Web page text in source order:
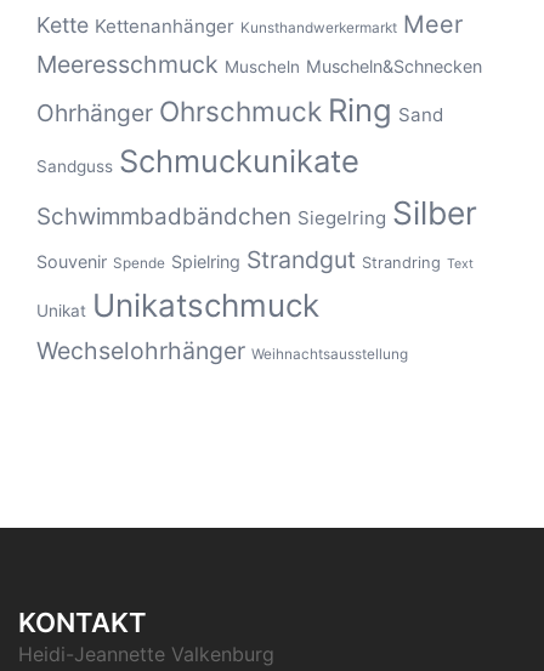
Kette Kettenanhänger Kunsthandwerkermarkt Meer
Meeresschmuck Muscheln Muscheln&Schnecken
Ohrhänger Ohrschmuck Ring Sand
Sandguss Schmuckunikate
Schwimmbadbändchen Siegelring Silber
Souvenir Spende Spielring Strandgut Strandring Text
Unikat Unikatschmuck
Wechselohrhänger Weihnachtsausstellung
KONTAKT
Heidi-Jeannette Valkenburg